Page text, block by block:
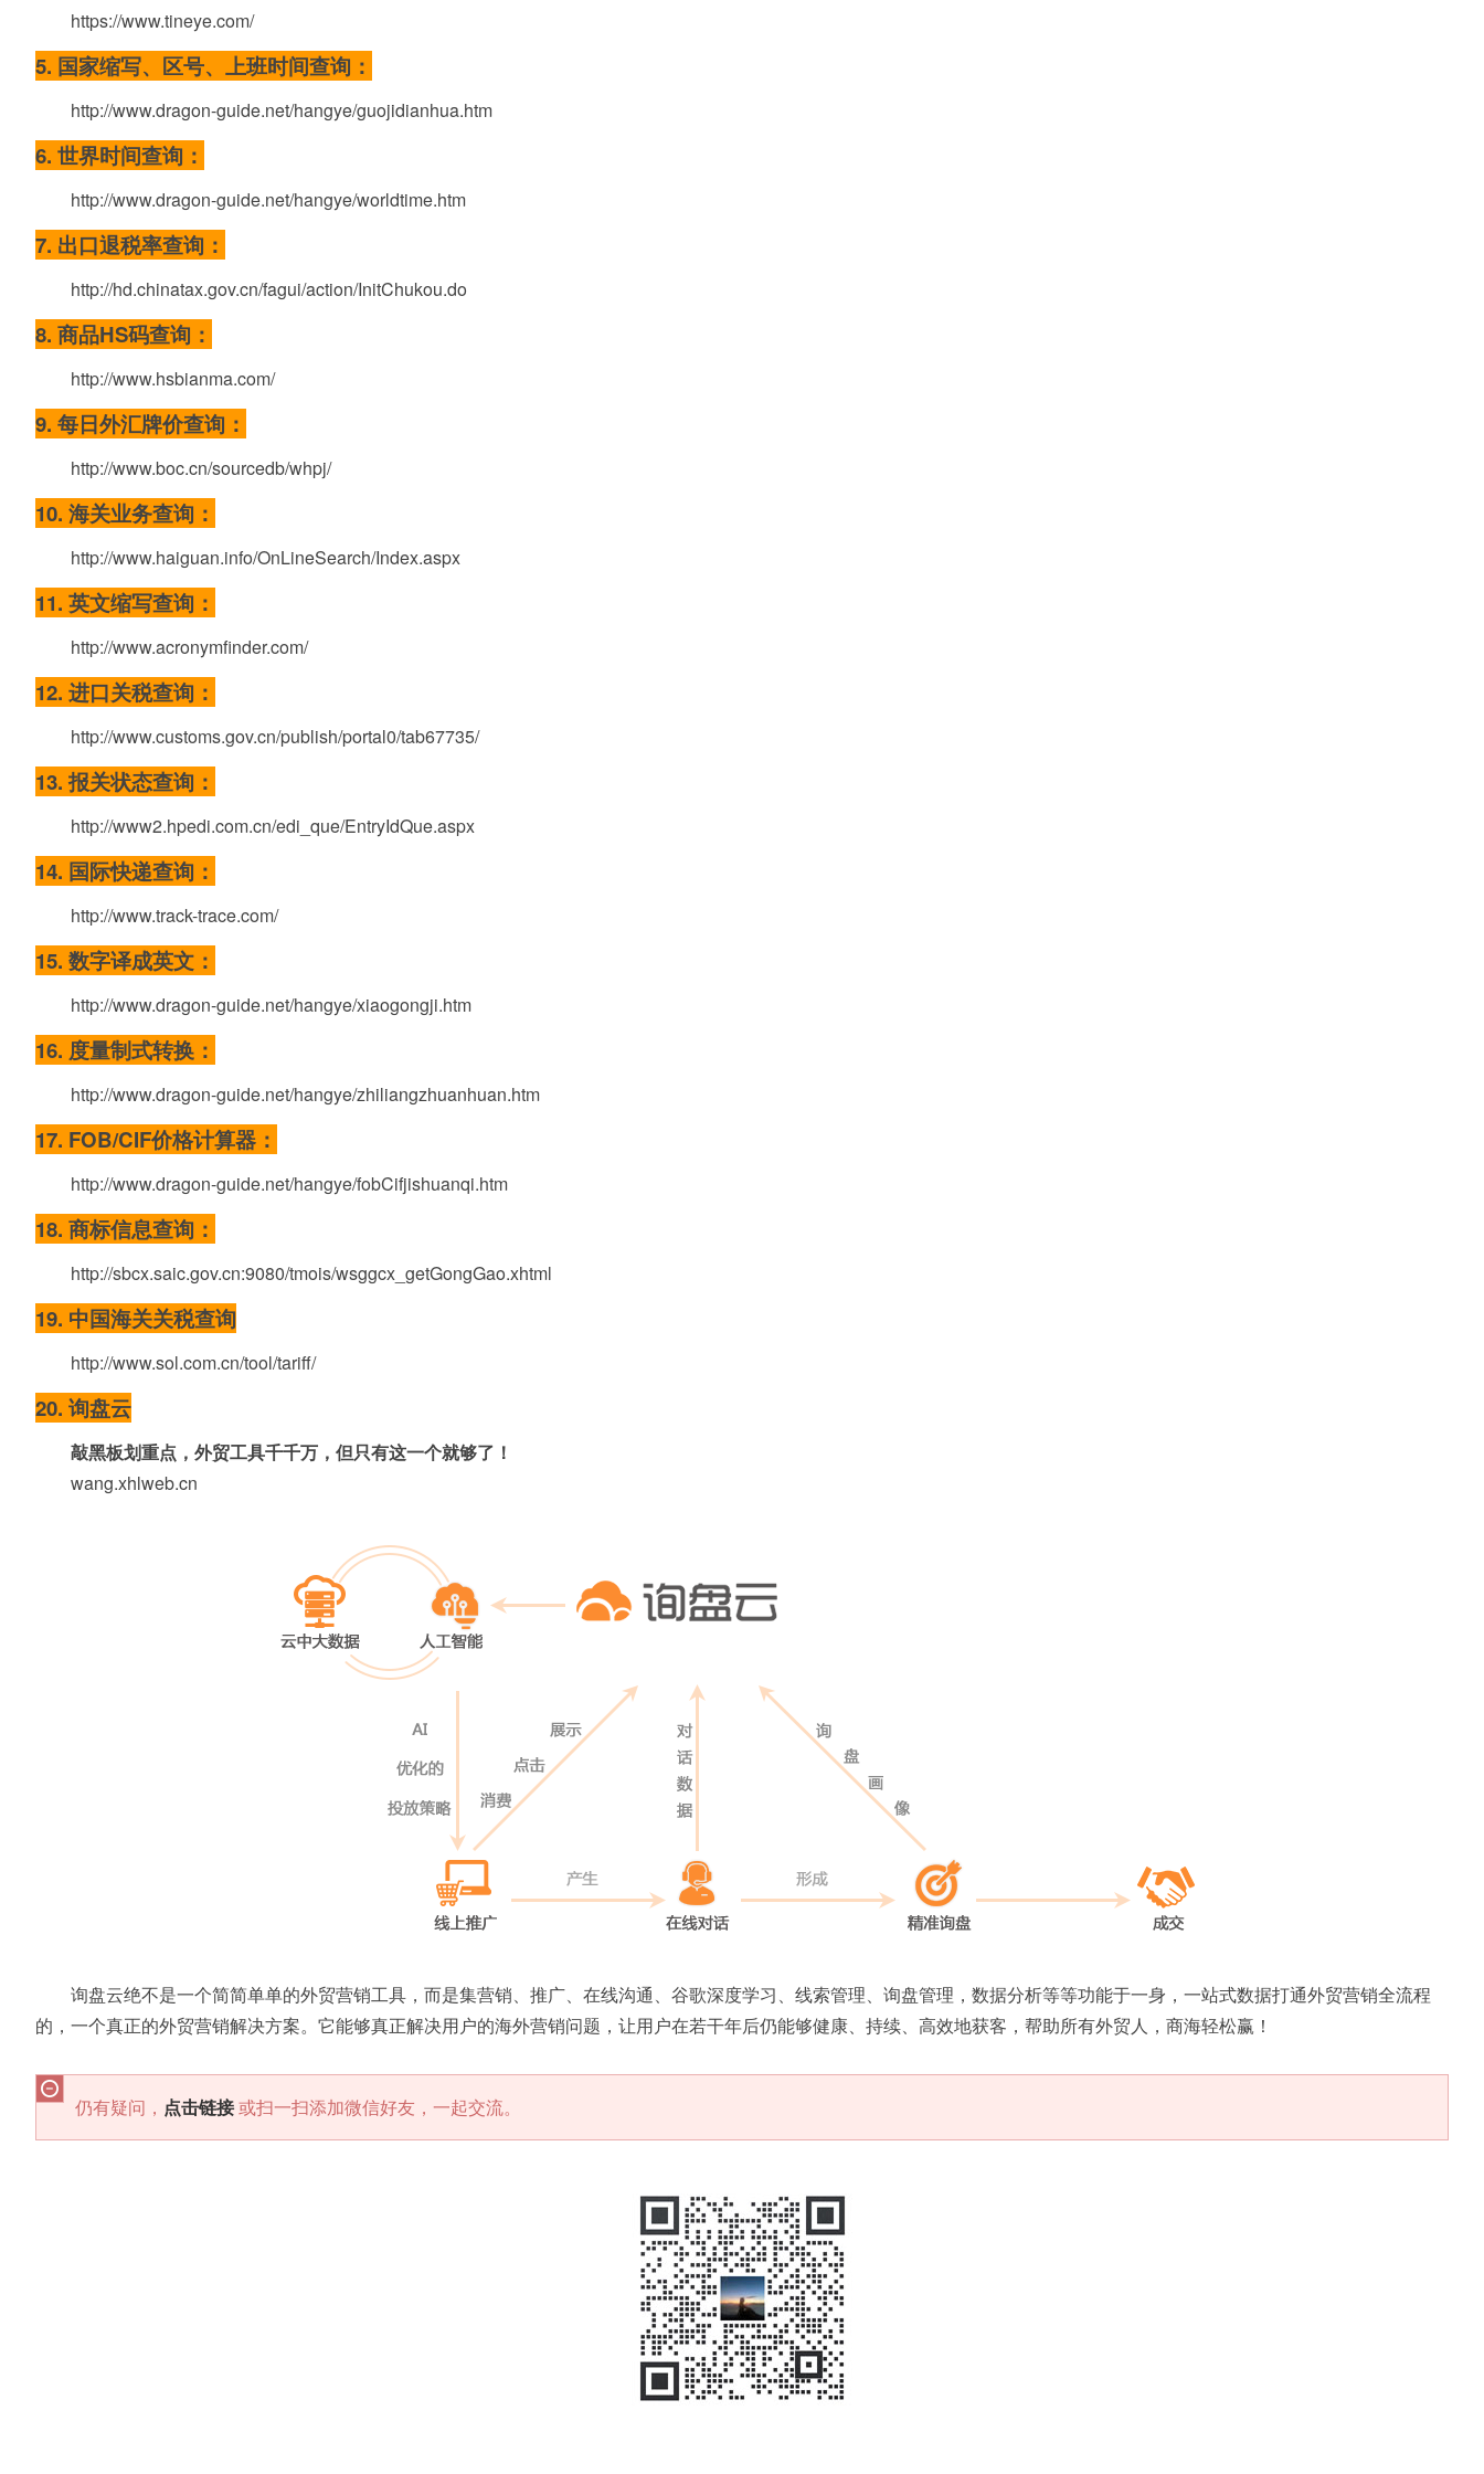
https://www.tineye.com/
5. 国家缩写、区号、上班时间查询：
http://www.dragon-guide.net/hangye/guojidianhua.htm
6. 世界时间查询：
http://www.dragon-guide.net/hangye/worldtime.htm
7. 出口退税率查询：
http://hd.chinatax.gov.cn/fagui/action/InitChukou.do
8. 商品HS码查询：
http://www.hsbianma.com/
9. 每日外汇牌价查询：
http://www.boc.cn/sourcedb/whpj/
10. 海关业务查询：
http://www.haiguan.info/OnLineSearch/Index.aspx
11. 英文缩写查询：
http://www.acronymfinder.com/
12. 进口关税查询：
http://www.customs.gov.cn/publish/portal0/tab67735/
13. 报关状态查询：
http://www2.hpedi.com.cn/edi_que/EntryIdQue.aspx
14. 国际快递查询：
http://www.track-trace.com/
15. 数字译成英文：
http://www.dragon-guide.net/hangye/xiaogongji.htm
16. 度量制式转换：
http://www.dragon-guide.net/hangye/zhiliangzhuanhuan.htm
17. FOB/CIF价格计算器：
http://www.dragon-guide.net/hangye/fobCifjishuanqi.htm
18. 商标信息查询：
http://sbcx.saic.gov.cn:9080/tmois/wsggcx_getGongGao.xhtml
19. 中国海关关税查询
http://www.sol.com.cn/tool/tariff/
20. 询盘云
敲黑板划重点， 外贸工具千千万， 但只有这一个就够了！
wang.xhlweb.cn
询盘云绝不是一个简简单单的外贸营销工具，而是集营销、推广、在线沟通、谷歌深度学习、线索管理、询盘管理，数据分析等等功能于一身，一站式数据打通外贸营销全流程
的，一个真正的外贸营销解决方案。它能够真正解决用户的海外营销问题，让用户在若干年后仍能够健康、持续、高效地获客，帮助所有外贸人，商海轻松赢！
仍有疑问， 点击链接或扫一扫添加微信好友，一起交流。